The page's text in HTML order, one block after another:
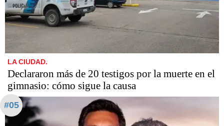
LA CIUDAD.
Declararon más de 20 testigos por la muerte en el
gimnasio: cómo sigue la causa
#05